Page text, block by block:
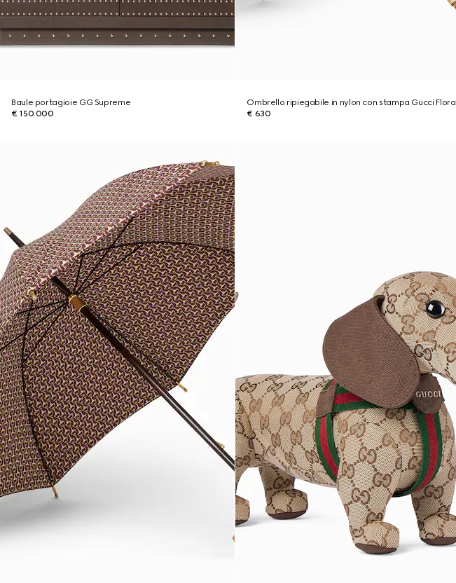
Baule portagioie GG Supreme
€ 150.000
Ombrello ripiegabile in nylon con stampa Gucci Flora
€ 630